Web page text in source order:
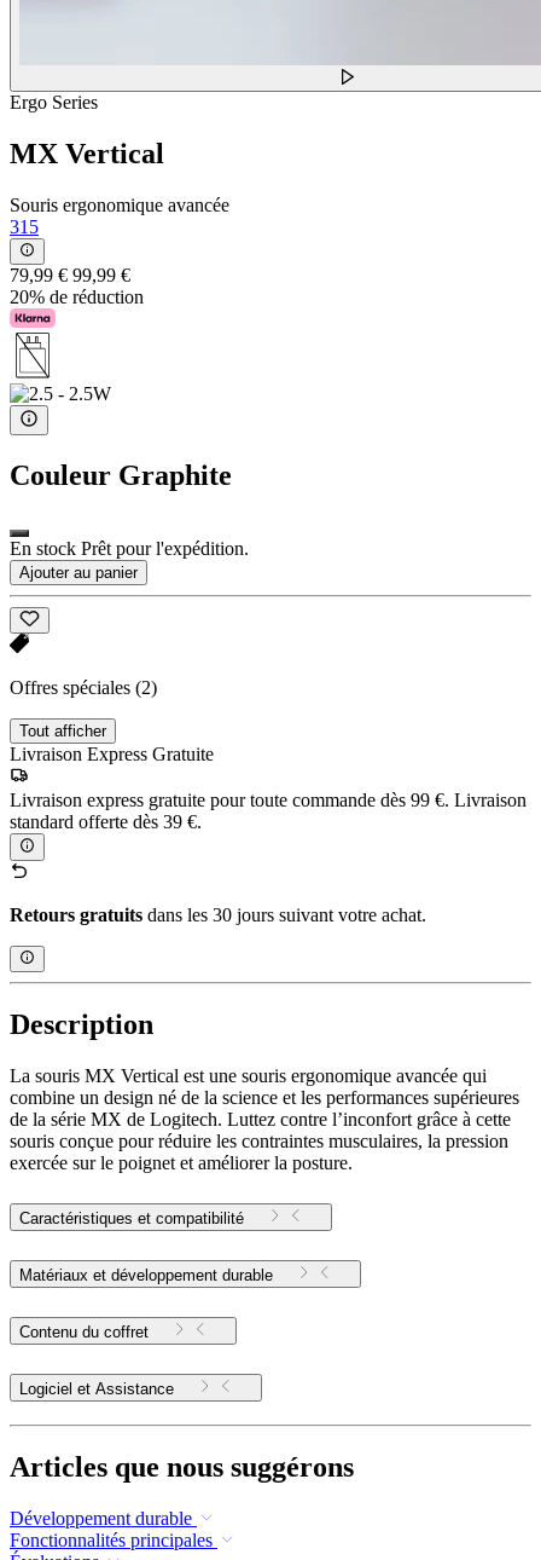
Ergo Series
MX Vertical
Souris ergonomique avancée
315
79,99 € 99,99 €
20% de réduction
Couleur Graphite
En stock Prêt pour l'expédition.
Ajouter au panier
Offres spéciales (2)
Tout afficher
Livraison Express Gratuite
Livraison express gratuite pour toute commande dès 99 €. Livraison
standard offerte dès 39 €.
Retours gratuits dans les 30 jours suivant votre achat.
Description
La souris MX Vertical est une souris ergonomique avancée qui
combine un design né de la science et les performances supérieures
de la série MX de Logitech. Luttez contre l’inconfort grâce à cette
souris conçue pour réduire les contraintes musculaires, la pression
exercée sur le poignet et améliorer la posture.
Caractéristiques et compatibilité
Matériaux et développement durable
Contenu du coffret
Logiciel et Assistance
Articles que nous suggérons
Développement durable
Fonctionnalités principales